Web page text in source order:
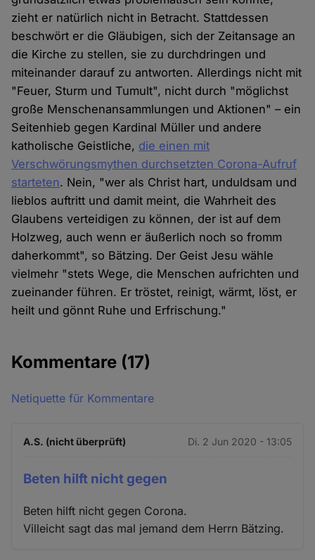
zieht er natürlich nicht in Betracht. Stattdessen
beschwört er die Gläubigen, sich der Zeitansage an
die Kirche zu stellen, sie zu durchdringen und
miteinander darauf zu antworten. Allerdings nicht mit
"Feuer, Sturm und Tumult", nicht durch "möglichst
große Menschenansammlungen und Aktionen" – ein
Seitenhieb gegen Kardinal Müller und andere
katholische Geistliche, die einen mit
Verschwörungsmythen durchsetzten Corona-Aufruf
starteten. Nein, "wer als Christ hart, unduldsam und
lieblos auftritt und damit meint, die Wahrheit des
Glaubens verteidigen zu können, der ist auf dem
Holzweg, auch wenn er äußerlich noch so fromm
daherkommt", so Bätzing. Der Geist Jesu wähle
vielmehr "stets Wege, die Menschen aufrichten und
zueinander führen. Er tröstet, reinigt, wärmt, löst, er
heilt und gönnt Ruhe und Erfrischung."
Kommentare (17)
Netiquette für Kommentare
A.S. (nicht überprüft) Di. 2 Jun 2020 - 13:05
Beten hilft nicht gegen
Beten hilft nicht gegen Corona.
Villeicht sagt das mal jemand dem Herrn Bätzing.